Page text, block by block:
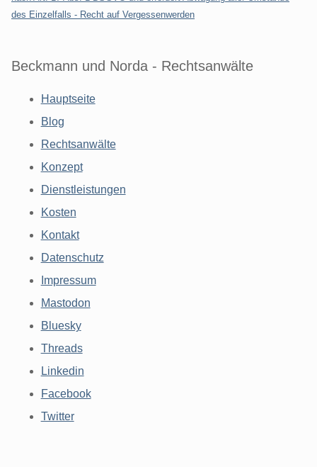
des Einzelfalls - Recht auf Vergessenwerden
Beckmann und Norda - Rechtsanwälte
Hauptseite
Blog
Rechtsanwälte
Konzept
Dienstleistungen
Kosten
Kontakt
Datenschutz
Impressum
Mastodon
Bluesky
Threads
Linkedin
Facebook
Twitter